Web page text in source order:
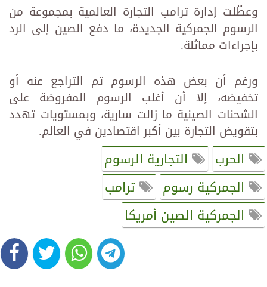
وعطّلت إدارة ترامب التجارة العالمية بمجموعة من
الرسوم الجمركية الجديدة، ما دفع الصين إلى الرد
بإجراءات مماثلة.‏
ورغم أن بعض هذه الرسوم تم التراجع عنه أو
تخفيضه، إلا أن أغلب الرسوم المفروضة على
الشحنات الصينية ما زالت ‏سارية، وبمستويات تهدد
بتقويض التجارة بين أكبر اقتصادين في العالم.‏
الحرب
التجارية الرسوم
الجمركية رسوم
ترامب
الجمركية الصين أمريكا